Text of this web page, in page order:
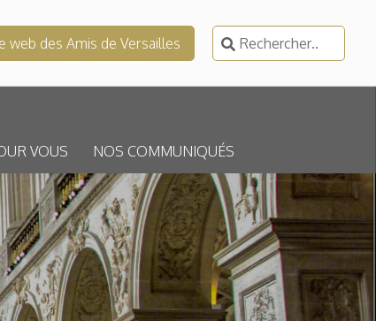
web des Amis de Versailles
Rechercher :
VOUS NOS COMMUNIQUÉS